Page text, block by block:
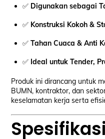
✅ Digunakan sebagai
✅ Konstruksi Kokoh &
✅ Tahan Cuaca & Anti
✅ Ideal untuk Tender,
Produk ini dirancang untuk
BUMN, kontraktor, dan
keselamatan kerja serta